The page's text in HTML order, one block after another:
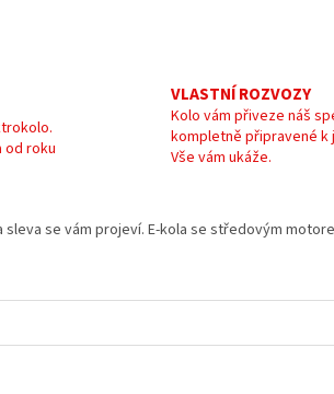
od roku
VLASTNÍ ROZVOZY
Kolo vám přiveze náš
kompletně připravené k
Vše vám ukáže.
sleva se vám projeví. E-kola se středovým